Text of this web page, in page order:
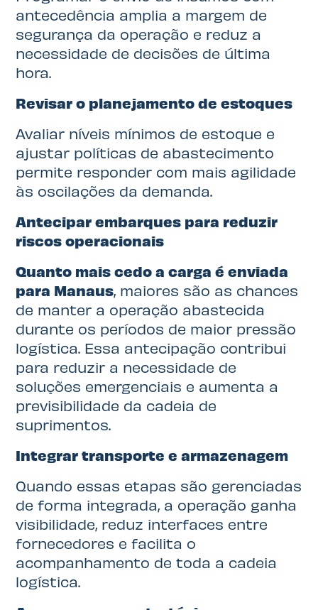
antecedência amplia a margem de
segurança da operação e reduz a
necessidade de decisões de última
hora.
Revisar o planejamento de estoques
Avaliar níveis mínimos de estoque e
ajustar políticas de abastecimento
permite responder com mais agilidade
às oscilações da demanda.
Antecipar embarques para reduzir
riscos operacionais
Quanto mais cedo a carga é enviada
para Manaus, maiores são as chances
de manter a operação abastecida
durante os períodos de maior pressão
logística. Essa antecipação contribui
para reduzir a necessidade de
soluções emergenciais e aumenta a
previsibilidade da cadeia de
suprimentos.
Integrar transporte e armazenagem
Quando essas etapas são gerenciadas
de forma integrada, a operação ganha
visibilidade, reduz interfaces entre
fornecedores e facilita o
acompanhamento de toda a cadeia
logística.